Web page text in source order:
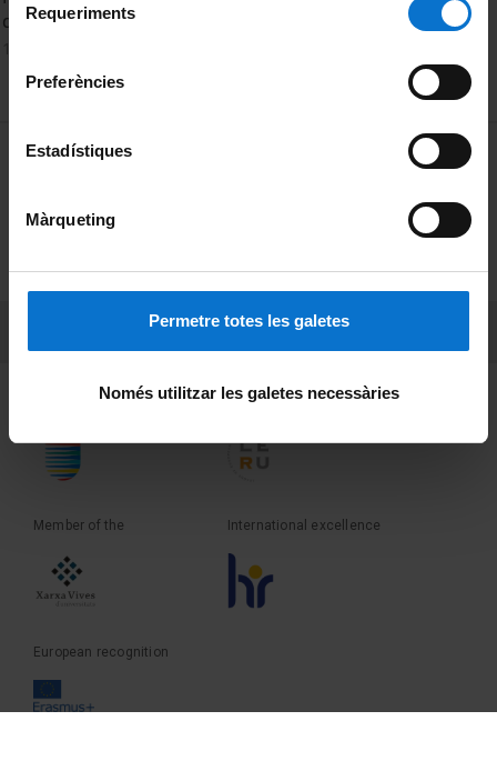
consultar laPolítica de galetes del lloc web de la
de Requeriments
Preferències
Estadístiques
Màrqueting
Permetre totes les galetes
Només utilitzar les galetes necessàries
diseases
MENÚ PEU 1
Terms and privacy
Founder of the Member of the
Member of the International excellence
European recognition